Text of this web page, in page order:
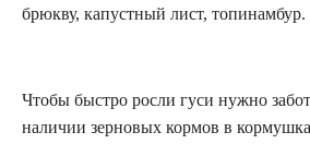
брюкву, капустный лист, топинамбур.
Чтобы быстро росли гуси нужно
наличии зерновых кормов в